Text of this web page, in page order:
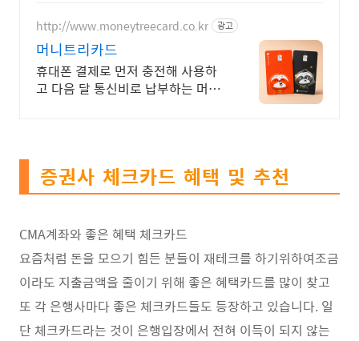
http://www.moneytreecard.co.kr 광고
머니트리카드
휴대폰 결제로 먼저 충전해 사용하
고 다음 달 통신비로 납부하는 머니
증권사 체크카드 혜택 및 추천
CMA계좌와 좋은 혜택 체크카드
요즘처럼 돈을 모으기 힘든 분들이 재테크를 하기위하여조금
이라도 지출금액을 줄이기 위해 좋은 혜택카드를 많이 찾고
또 각 은행사마다 좋은 체크카드들도 등장하고 있습니다. 일
단 체크카드라는 것이 은행입장에서 전혀 이득이 되지 않는